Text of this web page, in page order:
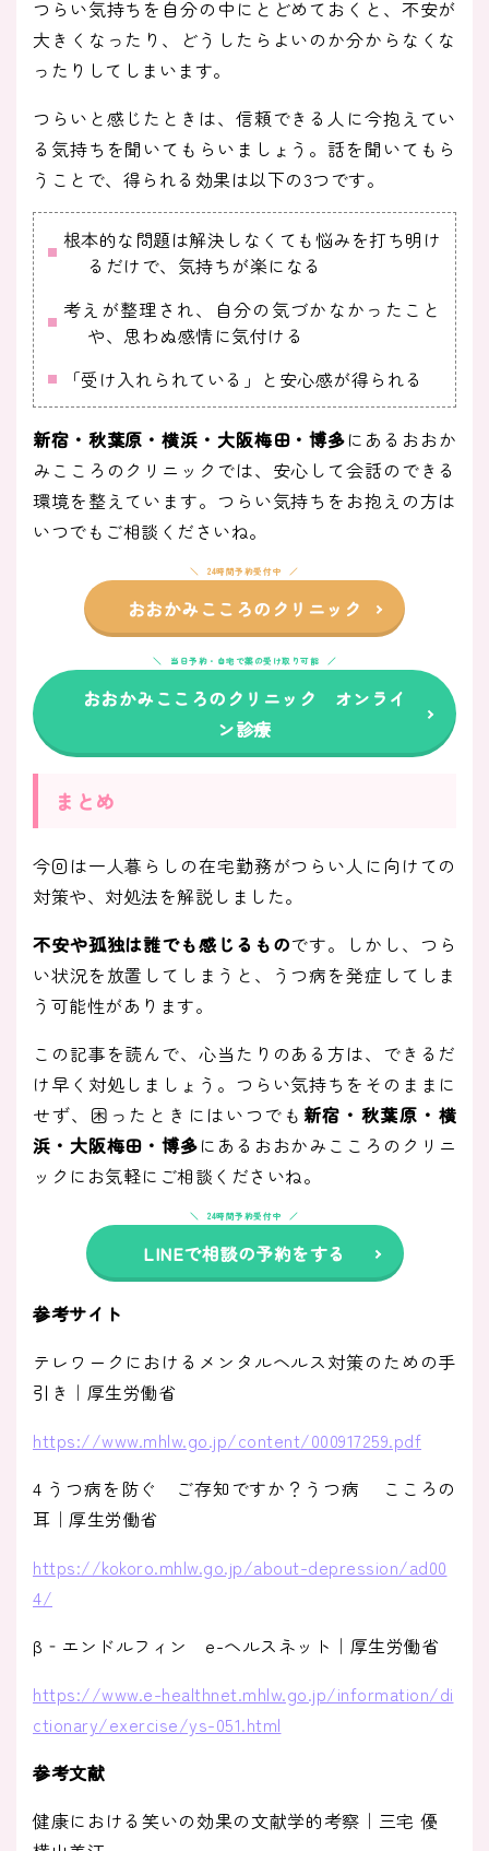
つらい気持ちを自分の中にとどめておくと、不安が
大きくなったり、どうしたらよいのか分からなくな
ったりしてしまいます。
つらいと感じたときは、信頼できる人に今抱えてい
る気持ちを聞いてもらいましょう。話を聞いてもら
うことで、得られる効果は以下の3つです。
根本的な問題は解決しなくても悩みを打ち明け
るだけで、気持ちが楽になる
考えが整理され、自分の気づかなかったこと
や、思わぬ感情に気付ける
「受け入れられている」と安心感が得られる
新宿・秋葉原・横浜・大阪梅田・博多にあるおおか
みこころのクリニックでは、安心して会話のできる
環境を整えています。つらい気持ちをお抱えの方は
いつでもご相談くださいね。
24時間予約受付中
おおかみこころのクリニック
当日予約・自宅で薬の受け取り可能
おおかみこころのクリニック オンライ
ン診療
まとめ
今回は一人暮らしの在宅勤務がつらい人に向けての
対策や、対処法を解説しました。
不安や孤独は誰でも感じるものです。しかし、つら
い状況を放置してしまうと、うつ病を発症してしま
う可能性があります。
この記事を読んで、心当たりのある方は、できるだ
け早く対処しましょう。つらい気持ちをそのままに
せず、困ったときにはいつでも 新宿・秋葉原・横
浜・大阪梅田・博多にあるおおかみこころのクリニ
ックにお気軽にご相談くださいね。
24時間予約受付中
LINEで相談の予約をする
参考サイト
テレワークにおけるメンタルヘルス対策のための手
引き｜厚生労働省
https://www.mhlw.go.jp/content/000917259.pdf
4 うつ病を防ぐ ご存知ですか？うつ病 こころの
耳｜厚生労働省
https://kokoro.mhlw.go.jp/about-depression/ad00
4/
β‐エンドルフィン e-ヘルスネット｜厚生労働省
https://www.e-healthnet.mhlw.go.jp/information/di
ctionary/exercise/ys-051.html
参考文献
健康における笑いの効果の文献学的考察｜三宅 優